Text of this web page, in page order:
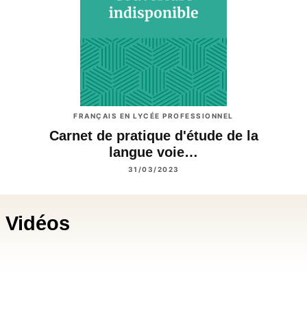
FRANÇAIS EN LYCÉE PROFESSIONNEL
Carnet de pratique d'étude de la
langue voie…
31/03/2023
Vidéos